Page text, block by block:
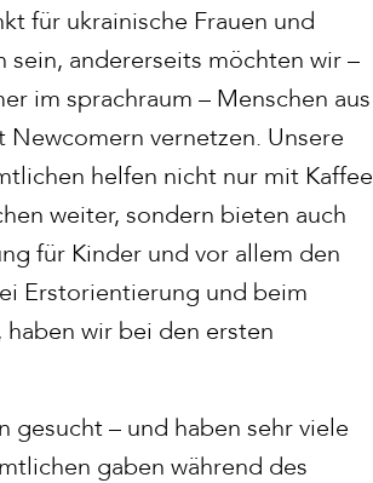
für ukrainische Frauen und
sein, andererseits möchten wir –
im sprachraum – Menschen aus
Newcomern vernetzen. Unsere
helfen nicht nur mit Kaffee
weiter, sondern bieten auch
für Kinder und vor allem den
Erstorientierung und beim
wir bei den ersten
gesucht – und haben sehr viele
gaben während des